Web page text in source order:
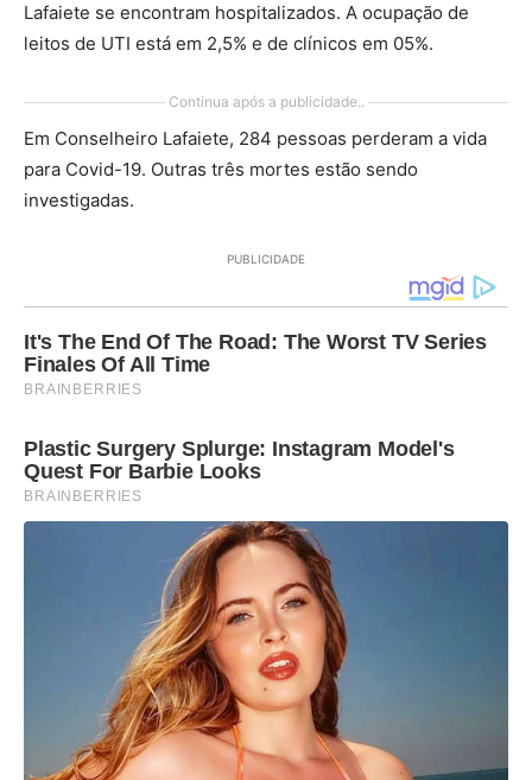
Lafaiete se encontram hospitalizados. A ocupação de
leitos de UTI está em 2,5% e de clínicos em 05%.
Continua após a publicidade..
Em Conselheiro Lafaiete, 284 pessoas perderam a vida
para Covid-19. Outras três mortes estão sendo
investigadas.
PUBLICIDADE